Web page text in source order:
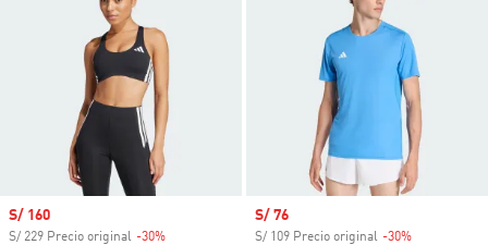
Precio de venta
S/ 160
S/ 229 Precio original -30%
Precio de venta
S/ 76
S/ 109 Precio original -30%